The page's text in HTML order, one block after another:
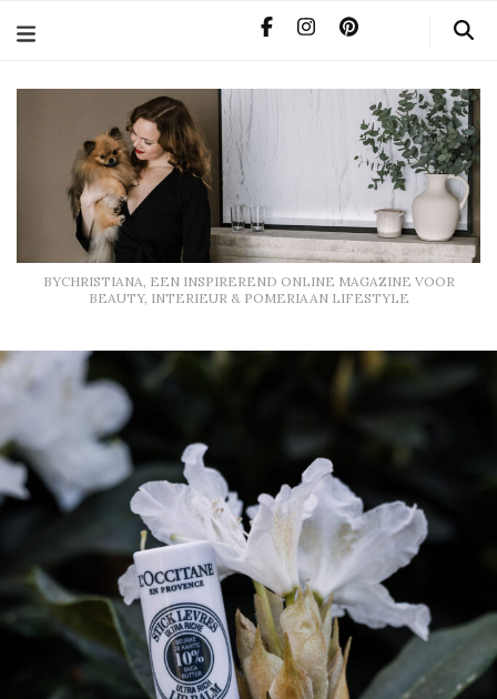
BYCHRISTIANA, EEN INSPIREREND ONLINE MAGAZINE VOOR
BEAUTY, INTERIEUR & POMERIAAN LIFESTYLE